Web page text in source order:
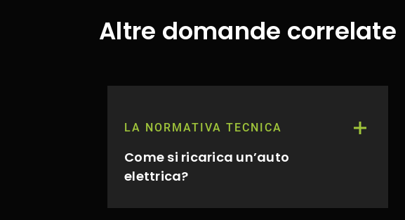
Altre domande correlate
LA NORMATIVA TECNICA
Come si ricarica un’auto
elettrica?